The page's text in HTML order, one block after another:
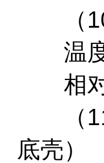
（10
温度
相对
（11
底壳）